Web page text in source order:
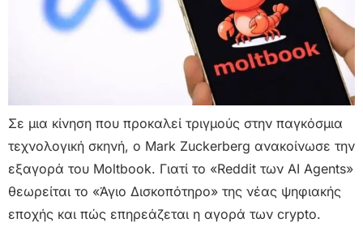
Σε μια κίνηση που προκαλεί τριγμούς στην παγκόσμια
τεχνολογική σκηνή, ο Mark Zuckerberg ανακοίνωσε την
εξαγορά του Moltbook. Γιατί το «Reddit των AI Agents»
θεωρείται το «Άγιο Δισκοπότηρο» της νέας ψηφιακής
εποχής και πώς επηρεάζεται η αγορά των crypto.